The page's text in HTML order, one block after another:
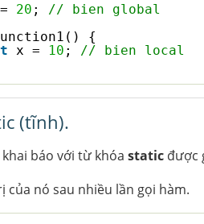
20 ;
// bien global
{
x = 10 ;
// bien local
(tĩnh).
báo với từ khóa staticđược
của nó sau nhiều lần gọi hàm.